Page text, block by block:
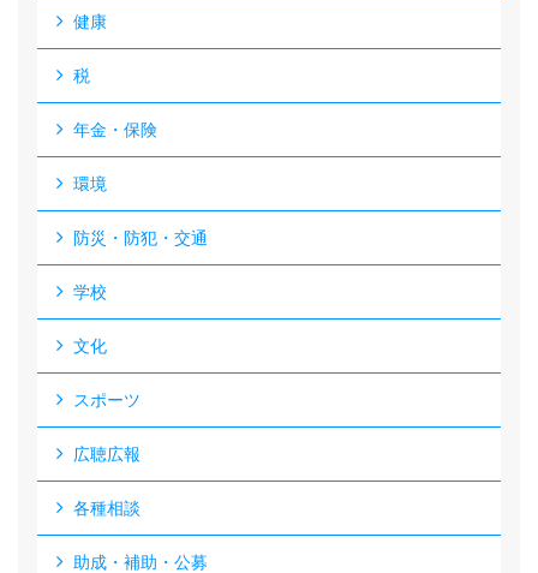
健康
税
年金・保険
環境
防災・防犯・交通
学校
文化
スポーツ
広聴広報
各種相談
助成・補助・公募